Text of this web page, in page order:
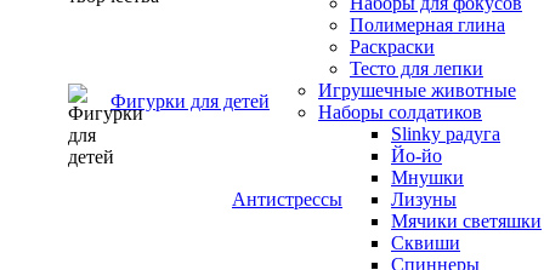
Полимерная глина
Раскраски
Тесто для лепки
Фигурки для детей
Игрушечные животные
Наборы солдатиков
Антистрессы
Slinky радуга
Йо-йо
Мнушки
Лизуны
Мячики светяшки
Сквиши
Спиннеры